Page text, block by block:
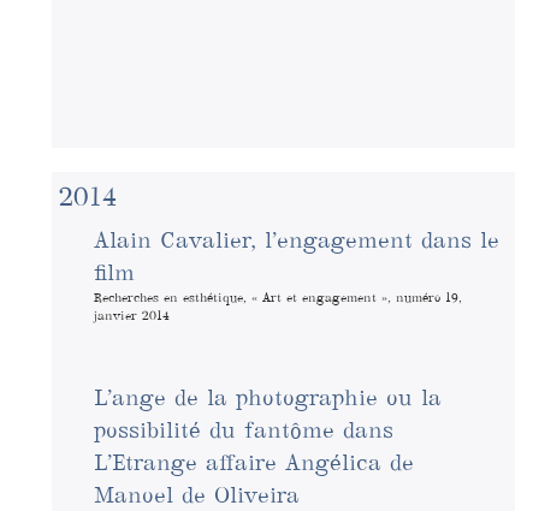
2014
Alain Cavalier, l’engagement dans le
film
Recherches en esthétique, « Art et engagement », numéro 19,
janvier 2014
L’ange de la photographie ou la
possibilité du fantôme dans
L’Etrange affaire Angélica de
Manoel de Oliveira